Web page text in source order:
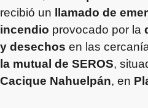
recibió un
llamado de
incendio provocado por la
y desechos en las
la mutual de SEROS,
Cacique Nahuelpán, en